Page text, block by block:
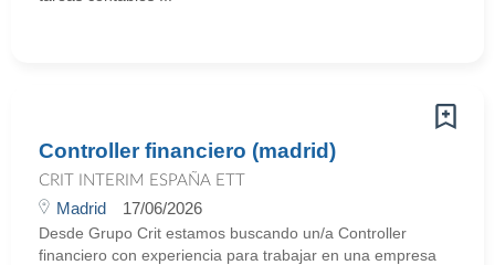
Controller financiero (madrid)
CRIT INTERIM ESPAÑA ETT
Madrid 17/06/2026
Desde Grupo Crit estamos buscando un/a Controller
financiero con experiencia para trabajar en una empresa